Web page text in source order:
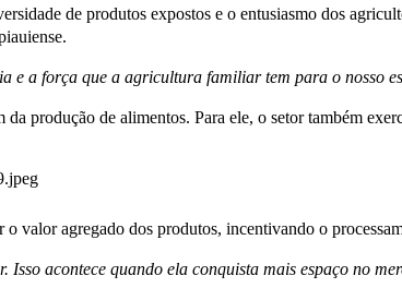
de produtos expostos e o entusiasmo dos
e a força que a agricultura familiar tem para o nosso
produção de alimentos. Para ele, o setor também
valor agregado dos produtos, incentivando o
acontece quando ela conquista mais espaço no